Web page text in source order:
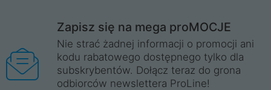
Zapisz się na mega proMOCJE
Nie strać żadnej informacji o promocji ani
kodu rabatowego dostępnego tylko dla
subskrybentów. Dołącz teraz do grona
odbiorców newslettera ProLine!